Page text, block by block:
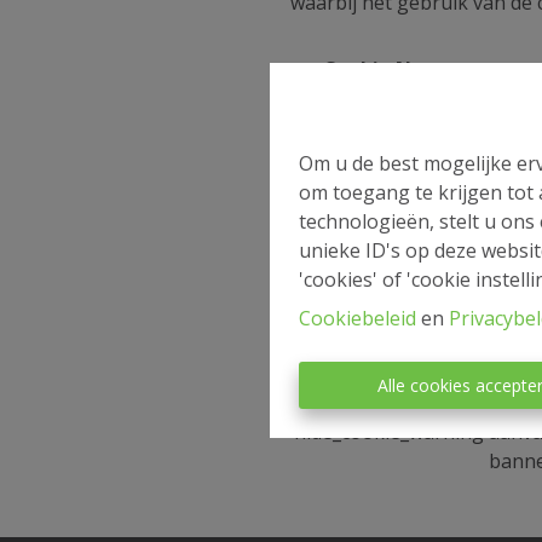
Om u de best mogelijke
om toegang te krijgen tot
technologieën, stelt u
unieke ID's op deze
'cookies' of 'cookie
Cookiebeleid en
Alle cookies
Cookie Name
_ga
hide_cookie_warning